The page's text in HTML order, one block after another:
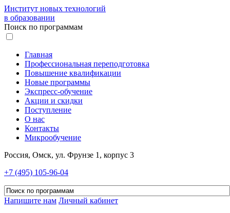
Институт новых технологий
в образовании
Поиск по программам
Главная
Профессиональная переподготовка
Повышение квалификации
Новые программы
Экспресс-обучение
Акции и скидки
Поступление
О нас
Контакты
Микрообучение
Россия, Омск, ул. Фрунзе 1, корпус 3
+7 (495) 105-96-04
Напишите нам Личный кабинет